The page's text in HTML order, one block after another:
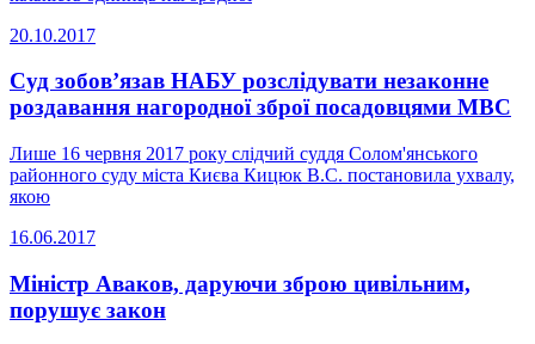
20.10.2017
Суд зобов’язав НАБУ розслідувати незаконне
роздавання нагородної зброї посадовцями МВС
Лише 16 червня 2017 року слідчий суддя Солом'янського
районного суду міста Києва Кицюк В.С. постановила ухвалу,
якою
16.06.2017
Міністр Аваков, даруючи зброю цивільним,
порушує закон